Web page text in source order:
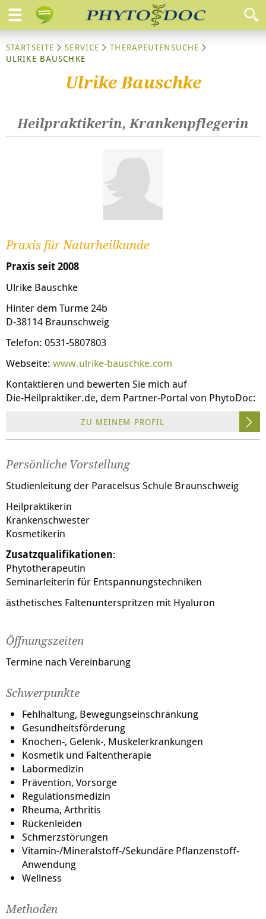
STARTSEITE SERVICE
THERAPEUTENSUCHE
ULRIKE BAUSCHKE
Ulrike Bauschke
Heilpraktikerin, Krankenpflegerin
Praxis für Naturheilkunde
Praxis seit 2008
Ulrike Bauschke
Hinter dem Turme 24b
D-38114 Braunschweig
Telefon: 0531-5807803
Webseite: www.ulrike-bauschke.com
Kontaktieren und bewerten Sie mich auf
Die-Heilpraktiker.de, dem Partner-Portal von PhytoDoc:
ZU MEINEM PROFIL
Persönliche Vorstellung
Studienleitung der Paracelsus Schule Braunschweig
Heilpraktikerin
Kosmetikerin
Zusatzqualifikationen:
Phytotherapeutin
Seminarleiterin für Entspannungstechniken
ästhetisches Faltenunterspritzen mit Hyaluron
Öffnungszeiten
Termine nach Vereinbarung
Schwerpunkte
Fehlhaltung, Bewegungseinschränkung
Gesundheitsförderung
Knochen-, Gelenk-, Muskelerkrankungen
Kosmetik und Faltentherapie
Labormedizin
Prävention, Vorsorge
Regulationsmedizin
Rheuma, Arthritis
Rückenleiden
Schmerzstörungen
Vitamin-/Mineralstoff-/Sekundäre Pflanzenstoff-
Anwendung
Wellness
Methoden